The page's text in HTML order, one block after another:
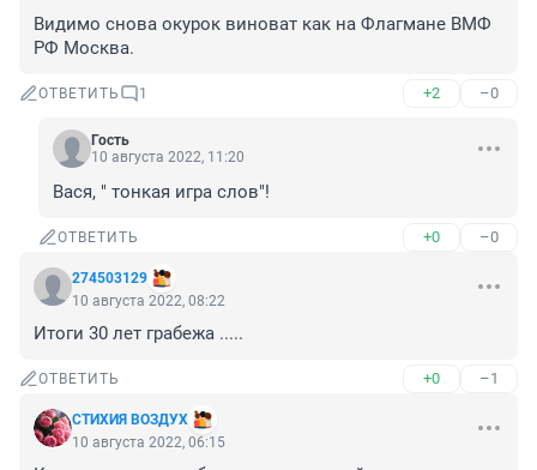
Видимо снова окурок виноват как на Флагмане ВМФ
РФ Москва.
ОТВЕТИТЬ 1 +2 –0
Гость
10 августа 2022, 11:20
Вася, " тонкая игра слов"!
ОТВЕТИТЬ +0 –0
274503129
10 августа 2022, 08:22
Итоги 30 лет грабежа .....
ОТВЕТИТЬ +0 –1
СТИХИЯ ВОЗДУХ
10 августа 2022, 06:15